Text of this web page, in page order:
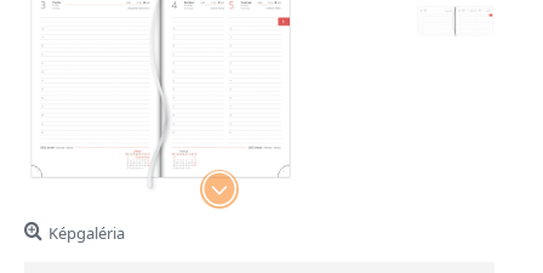
Képgaléria